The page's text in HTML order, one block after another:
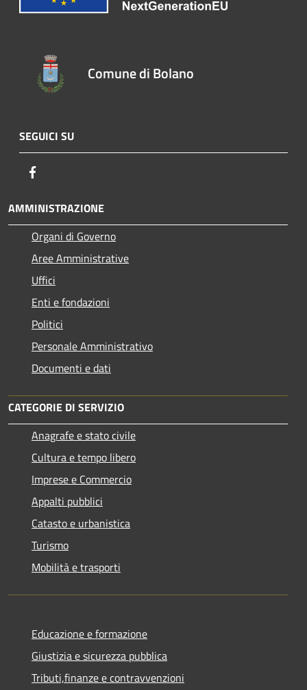
Comune di Bolano
SEGUICI SU
AMMINISTRAZIONE
Organi di Governo
Aree Amministrative
Uffici
Enti e fondazioni
Politici
Personale Amministrativo
Documenti e dati
CATEGORIE DI SERVIZIO
Anagrafe e stato civile
Cultura e tempo libero
Imprese e Commercio
Appalti pubblici
Catasto e urbanistica
Turismo
Mobilità e trasporti
Educazione e formazione
Giustizia e sicurezza pubblica
Tributi,finanze e contravvenzioni